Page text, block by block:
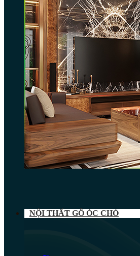
NỘI THẤT GỖ ÓC CHÓ